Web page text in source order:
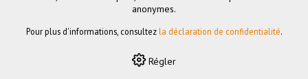
Accessoires
AUTOMATION DES BÂTIMENTS
anonymes.
Pour plus d'informations, consultezla déclaration de confidentialité.
Régler